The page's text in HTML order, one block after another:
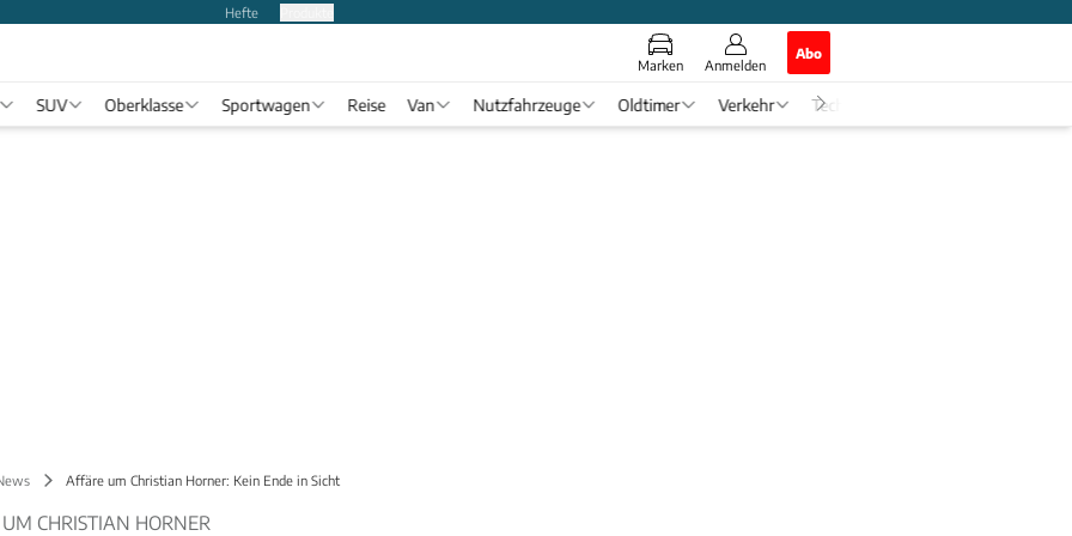
Hefte
Marken Anmelden
Abo
SUV Oberklasse Sportwagen Reise Van Nutzfahrzeuge Oldtimer Verkehr Tech & Zukunft
Affäre um Christian Horner: Kein Ende in Sicht
CHRISTIAN HORNER